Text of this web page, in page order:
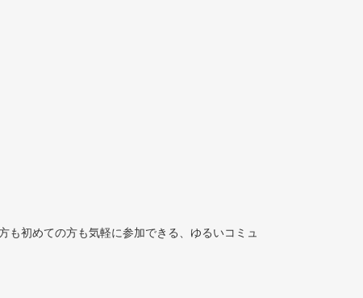
初めての方も気軽に参加できる、ゆるいコミュ